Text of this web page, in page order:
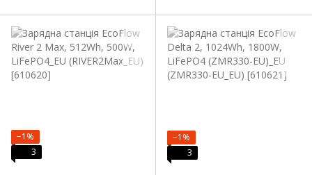
−1%
3
−1%
3